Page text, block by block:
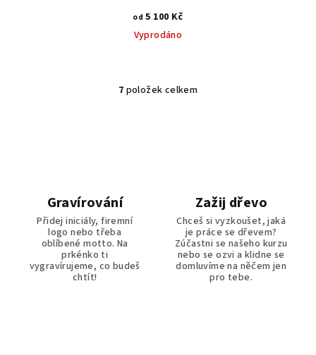
od 5 100 Kč
Vyprodáno
O
7 položek celkem
Gravírování
Přidej iniciály, firemní
logo nebo třeba
oblíbené motto. Na
prkénko ti
vygravírujeme, co budeš
chtít!
Zažij dřevo
Chceš si vyzkoušet, jaká
je práce se dřevem?
Zúčastni se našeho kurzu
nebo se ozvi a klidne se
domluvíme na něčem jen
pro tebe.